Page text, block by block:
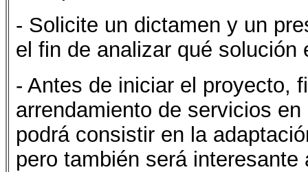
- Solicite un dictamen y un
el fin de analizar qué solución
- Antes de iniciar el proyecto,
arrendamiento de servicios
podrá consistir en la
pero también será